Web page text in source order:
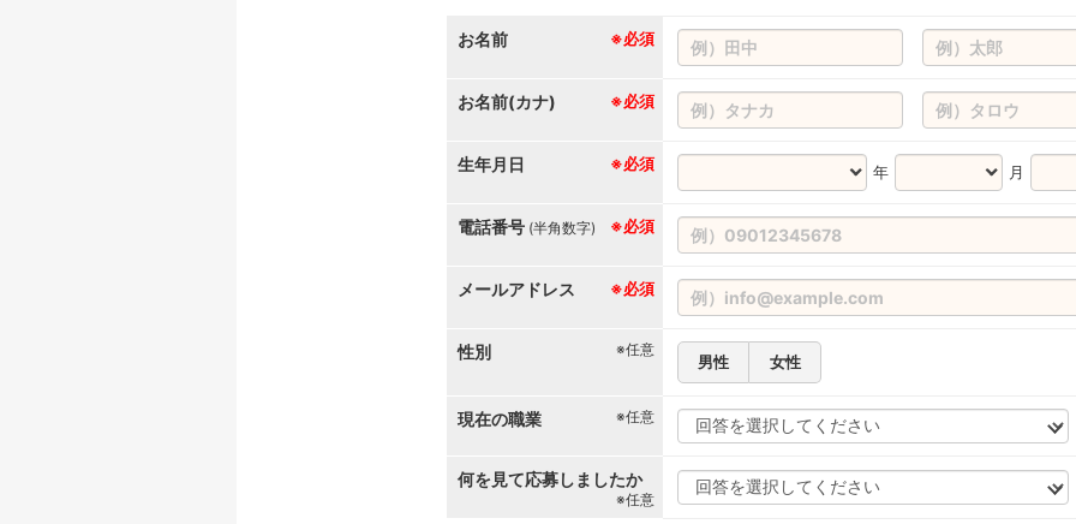
お名前 ※必須
お名前(カナ) ※必須
生年月日 ※必須 年 月
電話番号 ※必須
(半角数字)
メールアドレス ※必須
性別 ※任意
男性 女性
現在の職業 ※任意
何を見て応募しましたか
※任意